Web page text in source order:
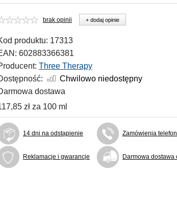
brak opinii + dodaj opinie
produktu: 17313
602883366381
Three Therapy
Chwilowo niedostępny
dostawa
zł za 100 ml
14 dni na odstąpienie Zamówienia
Reklamacje i gwarancje Darmowa dostawa